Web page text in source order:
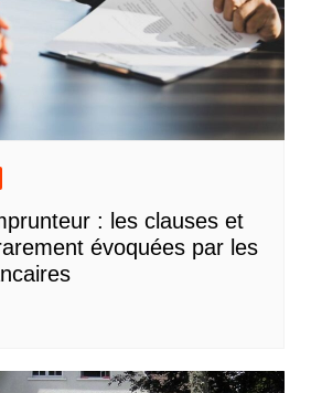
: les clauses et
évoquées par les